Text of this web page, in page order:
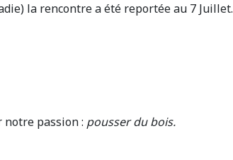
la rencontre a été reportée au 7 Juillet.
passion : pousser du bois.